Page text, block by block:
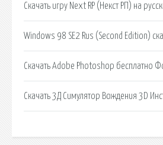
Скачать игру Next RP (Некст РП) на
Windows 98 SE2 Rus (Second Edition)
Скачать Adobe Photoshop бесплатно
Скачать 3Д Симулятор Вождения 3D